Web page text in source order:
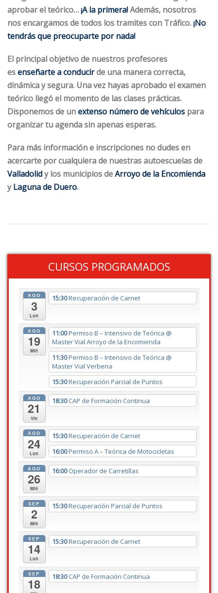
aprobar el teórico…¡A la primera!Además, nosotros
nos encargamos de todos los tramites con Tráfico.¡No
tendrás que preocuparte por nada!
El principal objetivo de nuestros profesores
esenseñarte a conducirde una manera correcta,
dinámica y segura. Una vez hayas aprobado el examen
teórico llegó el momento de las clases prácticas.
Disponemos de unextenso número de vehículos para
organizar tu agenda sin apenas esperas.
Para más información e inscripciones no dudes en
acercarte por cualquiera de nuestras autoescuelas de
Valladolidy los municipios deArroyo de la Encomienda
yLaguna de Duero.
CURSOS PROGRAMADOS
AGO
3
Lun
15:30Recuperación de Carnet
AGO
19
Mié
11:00Permiso B – Intensivo de Teórica @
Master Vial Arroyo de la Encomienda
11:30Permiso B – Intensivo de Teórica @
Master Vial Verbena
15:30Recuperación Parcial de Puntos
AGO
21
Vie
18:30CAP de Formación Continua
AGO
24
Lun
15:30Recuperación de Carnet
16:00Permiso A – Teórica de Motocicletas
AGO
26
Mié
16:00Operador de Carretillas
SEP
2
Mié
15:30Recuperación Parcial de Puntos
SEP
14
Lun
15:30Recuperación de Carnet
SEP
18 18:30CAP de Formación Continua